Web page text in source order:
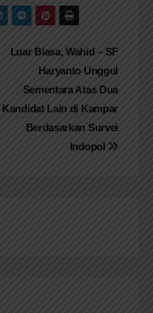
Luar Biasa, Wahid – SF
Haryanto Unggul
Sementara Atas Dua
Kandidat Lain di Kampar
Berdasarkan Survei
Indopol